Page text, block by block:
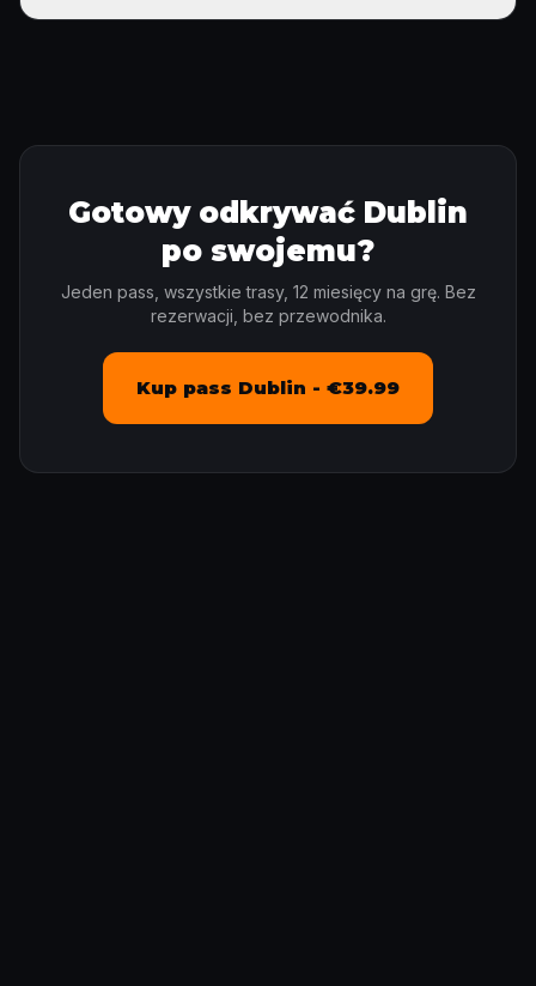
Gotowy odkrywać Dublin
po swojemu?
Jeden pass, wszystkie trasy, 12 miesięcy na grę. Bez
rezerwacji, bez przewodnika.
Kup pass Dublin - €39.99